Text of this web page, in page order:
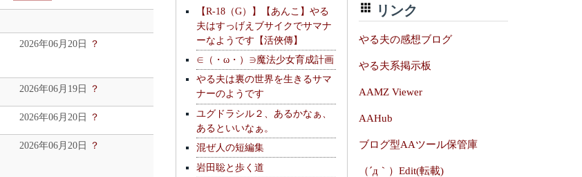
2026年06月20日 ？
2026年06月19日 ？
2026年06月20日 ？
2026年06月20日 ？
【R-18（G）】【あんこ】やる
夫はすっげえブサイクでサマナ
ーなようです【活俠傳】
∈（・ω・）∋魔法少女育成計画
やる夫は裏の世界を生きるサマ
ナーのようです
ユグドラシル２、あるかなぁ、
あるといいなぁ。
混ぜ人の短編集
岩田聡と歩く道
リンク
やる夫の感想ブログ
やる夫系掲示板
AAMZ Viewer
AAHub
ブログ型AAツール保管庫
（´д｀）Edit(転載)